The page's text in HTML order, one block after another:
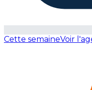
Cette semaineVoir